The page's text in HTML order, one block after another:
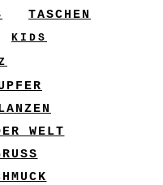
TASCHEN
KIDS
WELT